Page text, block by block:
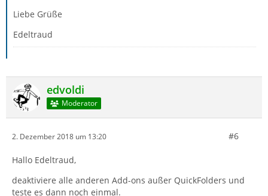
Liebe Grüße
Edeltraud
edvoldi
Moderator
2. Dezember 2018 um 13:20 #6
Hallo Edeltraud,
deaktiviere alle anderen Add-ons außer QuickFolders und
teste es dann noch einmal.